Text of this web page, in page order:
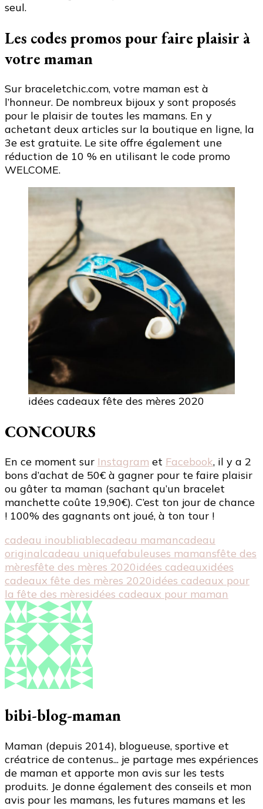
seul.
Les codes promos pour faire plaisir à
votre maman
Sur braceletchic.com, votre maman est à
l’honneur. De nombreux bijoux y sont proposés
pour le plaisir de toutes les mamans. En y
achetant deux articles sur la boutique en ligne, la
3e est gratuite. Le site offre également une
réduction de 10 % en utilisant le code promo
WELCOME.
idées cadeaux fête des mères 2020
CONCOURS
En ce moment sur Instagram et Facebook, il y a 2
bons d’achat de 50€ à gagner pour te faire plaisir
ou gâter ta maman (sachant qu’un bracelet
manchette coûte 19,90€). C’est ton jour de chance
! 100% des gagnants ont joué, à ton tour !
cadeau inoubliablecadeau mamancadeau
originalcadeau uniquefabuleuses mamansfête des
mèresfête des mères 2020idées cadeauxidées
cadeaux fête des mères 2020idées cadeaux pour
la fête des mèresidées cadeaux pour maman
bibi-blog-maman
Maman (depuis 2014), blogueuse, sportive et
créatrice de contenus... je partage mes expériences
de maman et apporte mon avis sur les tests
produits. Je donne également des conseils et mon
avis pour les mamans, les futures mamans et les